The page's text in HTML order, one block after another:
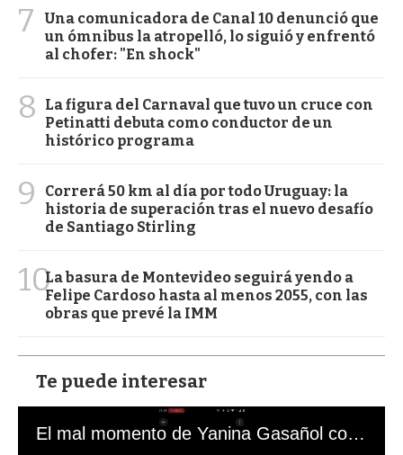
7
Una comunicadora de Canal 10 denunció que
un ómnibus la atropelló, lo siguió y enfrentó
al chofer: "En shock"
8
La figura del Carnaval que tuvo un cruce con
Petinatti debuta como conductor de un
histórico programa
9
Correrá 50 km al día por todo Uruguay: la
historia de superación tras el nuevo desafío
de Santiago Stirling
10La basura de Montevideo seguirá yendo a
Felipe Cardoso hasta al menos 2055, con las
obras que prevé la IMM
Te puede interesar
El mal momento de Yanina Gasañol con un hincha argentino en "Subrayado"